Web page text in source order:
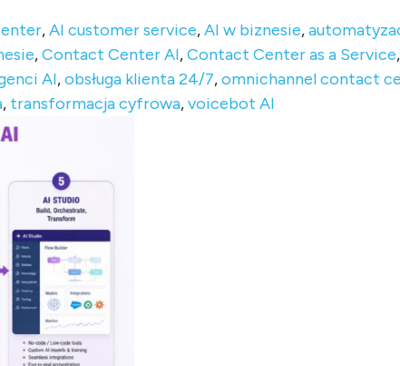
,AI customer service,AI w biznesie,
,Contact Center AI,Contact Center as a Service,
AI,obsługa klienta 24/7,omnichannel contact
, transformacja cyfrowa,voicebot AI